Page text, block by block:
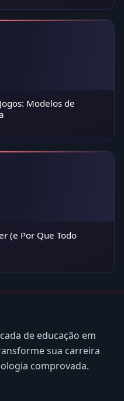
Modelos de
(e Por Que Todo
de educação em
sua carreira
comprovada.